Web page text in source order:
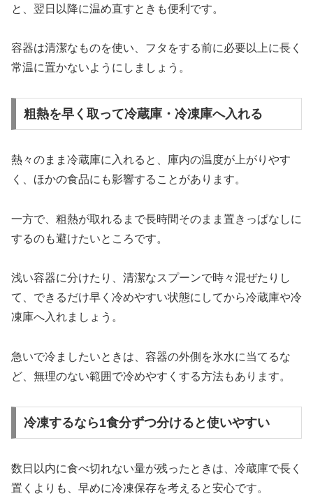
と、翌日以降に温め直すときも便利です。
容器は清潔なものを使い、フタをする前に必要以上に長く
常温に置かないようにしましょう。
粗熱を早く取って冷蔵庫・冷凍庫へ入れる
熱々のまま冷蔵庫に入れると、庫内の温度が上がりやす
く、ほかの食品にも影響することがあります。
一方で、粗熱が取れるまで長時間そのまま置きっぱなしに
するのも避けたいところです。
浅い容器に分けたり、清潔なスプーンで時々混ぜたりし
て、できるだけ早く冷めやすい状態にしてから冷蔵庫や冷
凍庫へ入れましょう。
急いで冷ましたいときは、容器の外側を氷水に当てるな
ど、無理のない範囲で冷めやすくする方法もあります。
冷凍するなら1食分ずつ分けると使いやすい
数日以内に食べ切れない量が残ったときは、冷蔵庫で長く
置くよりも、早めに冷凍保存を考えると安心です。